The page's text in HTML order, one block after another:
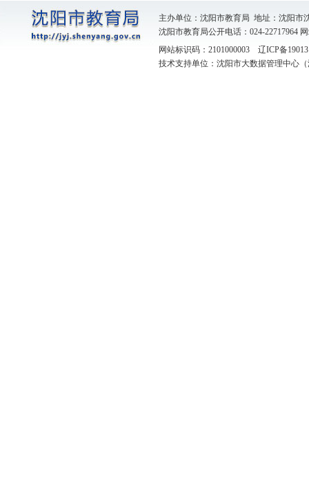
主办单位：沈阳市教育局 地址：沈阳
沈阳市教育局公开电话：024-22717964
网站标识码：2101000003 辽ICP备
技术支持单位：沈阳市大数据管理中心